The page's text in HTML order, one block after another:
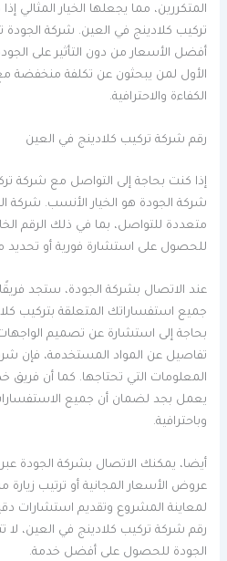
المتكررين، مما يجعلها الخيار
تركيب كلادينج في العين. شركة
أفضل الأسعار من دون التأثير على
الأول لمن يبحثون عن تكلفة منخفضة
الكفاءة والاحترافية.
رقم شركة تركيب كلادينج في العين
إذا كنت بحاجة إلى التواصل مع شركة
شركة الجودة هو الخيار الأنسب. شركة
متعددة للتواصل، بما في ذلك الرقم
للحصول على استشارة فورية أو تحديد
عند الاتصال بشركة الجودة، ستجد
جميع استفساراتك المتعلقة بتركيب
بحاجة إلى استشارة عن تصميم
تفاصيل عن المواد المستخدمة، فإن
المعلومات التي تحتاجها. كما أن فريق
يعمل بجد لضمان أن جميع
وباحترافية.
أيضا، يمكنك الاتصال بشركة الجودة
عروض الأسعار المجانية أو ترتيب زيارة
لمعاينة المشروع وتقديم استشارات
رقم شركة تركيب كلادينج في العين،
الجودة للحصول على أفضل خدمة.